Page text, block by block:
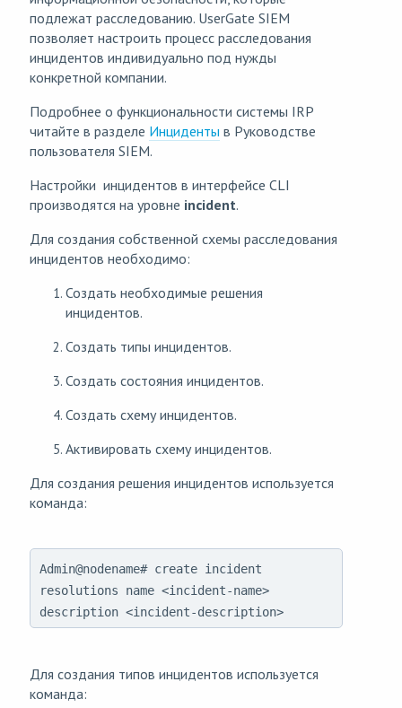
подлежат расследованию. UserGate SIEM
позволяет настроить процесс расследования
инцидентов индивидуально под нужды
конкретной компании.
Подробнее о функциональности системы IRP
читайте в разделе Инциденты в Руководстве
пользователя SIEM.
Настройки инцидентов в интерфейсе CLI
производятся на уровне incident.
Для создания собственной схемы расследования
инцидентов необходимо:
Создать необходимые решения
инцидентов.
Создать типы инцидентов.
Создать состояния инцидентов.
Создать схему инцидентов.
Активировать схему инцидентов.
Для создания решения инцидентов используется
команда:
Admin@nodename# create incident
resolutions name <incident-name>
description <incident-description>
Для создания типов инцидентов используется
команда: